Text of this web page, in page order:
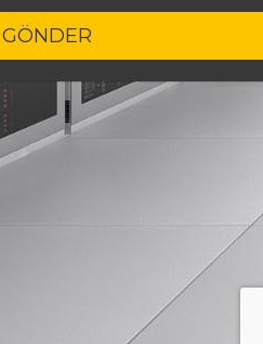
GÖNDER